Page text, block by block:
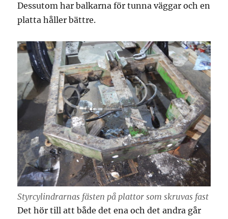
Dessutom har balkarna för tunna väggar och en
platta håller bättre.
Styrcylindrarnas fästen på plattor som skruvas fast
Det hör till att både det ena och det andra går